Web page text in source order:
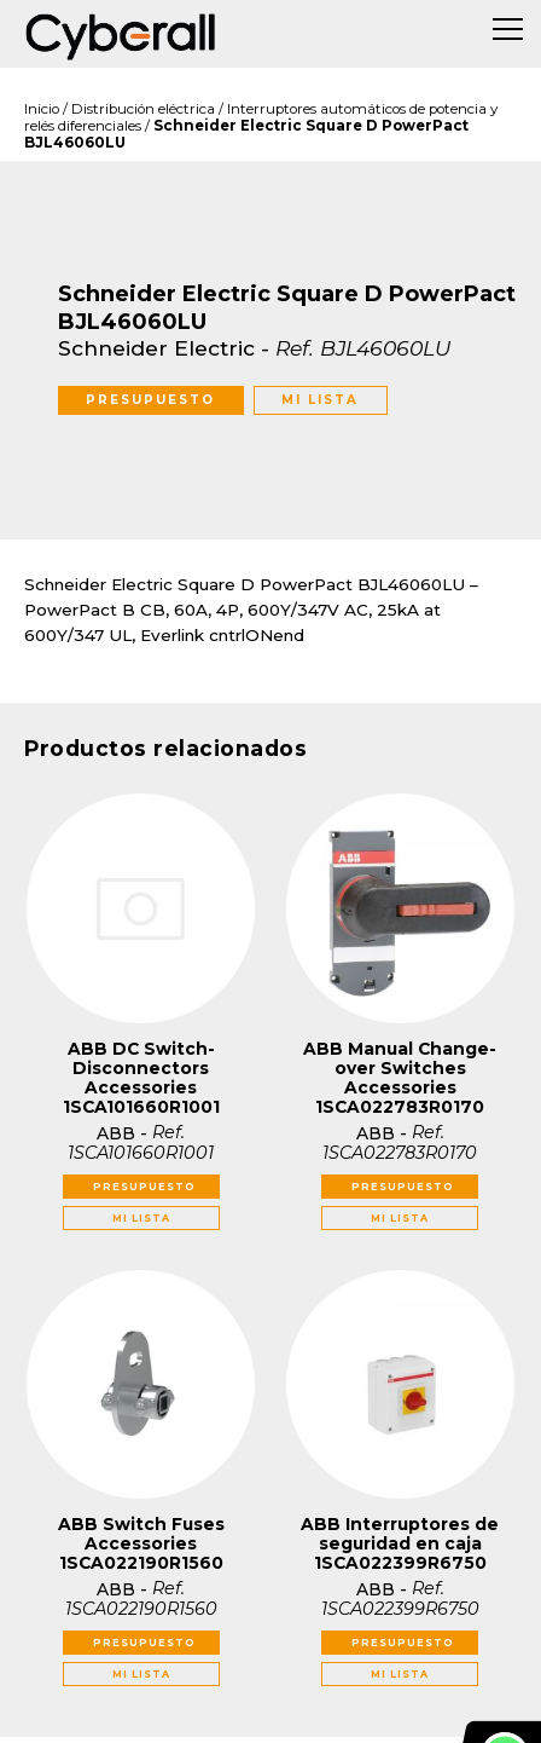
Inicio / Distribución eléctrica / Interruptores automáticos de potencia y
relés diferenciales / Schneider Electric Square D PowerPact
BJL46060LU
Schneider Electric Square D PowerPact
BJL46060LU
Schneider Electric - Ref. BJL46060LU
PRESUPUESTO MI LISTA
Schneider Electric Square D PowerPact BJL46060LU –
PowerPact B CB, 60A, 4P, 600Y/347V AC, 25kA at
600Y/347 UL, Everlink cntrlONend
Productos relacionados
ABB DC Switch-
Disconnectors
Accessories
1SCA101660R1001
ABB - Ref.
1SCA101660R1001
PRESUPUESTO
MI LISTA
ABB Manual Change-
over Switches
Accessories
1SCA022783R0170
ABB - Ref.
1SCA022783R0170
PRESUPUESTO
MI LISTA
ABB Switch Fuses
Accessories
1SCA022190R1560
ABB - Ref.
1SCA022190R1560
PRESUPUESTO
MI LISTA
ABB Interruptores de
seguridad en caja
1SCA022399R6750
ABB - Ref.
1SCA022399R6750
PRESUPUESTO
MI LISTA